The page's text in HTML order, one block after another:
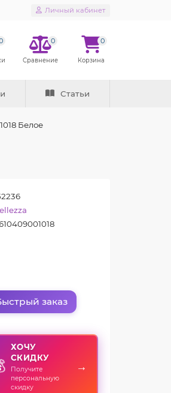
Личный кабинет
0 0
Статьи
Белое
заказ
ХОЧУ
СКИДКУ
Получите
персональную
скидку
→